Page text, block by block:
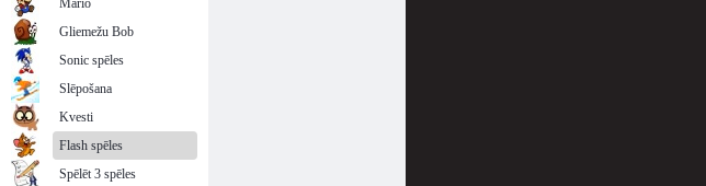
Mario
Gliemežu Bob
Sonic spēles
Slēpošana
Kvesti
Flash spēles
Spēlēt 3 spēles